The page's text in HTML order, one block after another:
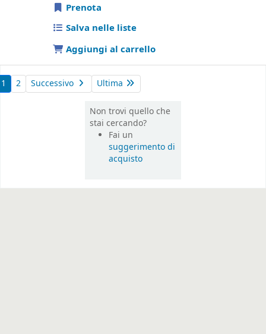
Prenota
Salva nelle liste
Aggiungi al carrello
1 2 Successivo Ultima
Non trovi quello che
stai cercando?
Fai un
suggerimento di
acquisto